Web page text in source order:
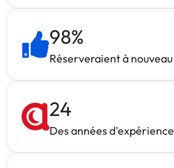
98%
Réserveraient à nouveau
24
Des années d'expérience